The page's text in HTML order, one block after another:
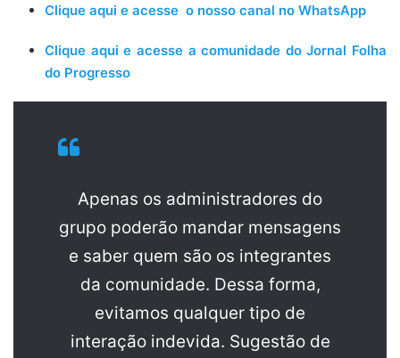
Clique aqui e acesse o nosso canal no WhatsApp
Clique aqui e acesse a comunidade do Jornal Folha
do Progresso
Apenas os administradores do
grupo poderão mandar mensagens
e saber quem são os integrantes
da comunidade. Dessa forma,
evitamos qualquer tipo de
interação indevida. Sugestão de